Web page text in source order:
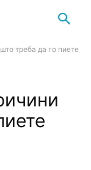
треба да го пиете